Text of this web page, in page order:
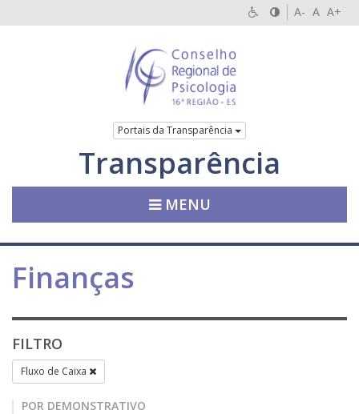
A- A A+
Portais da Transparência
Transparência
MENU
Finanças
FILTRO
Fluxo de Caixa
POR DEMONSTRATIVO